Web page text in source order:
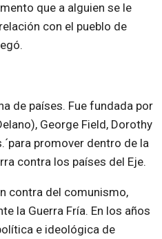
que a alguien se le
con el pueblo de
de países. Fue fundada por
George Field, Dorothy
promover dentro de la
contra los países del Eje.
contra del comunismo,
la Guerra Fría. En los años
e ideológica de